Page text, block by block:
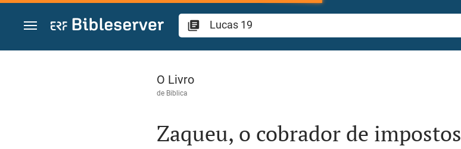
Ir para o conteúdo
Lucas 19
O Livro
de Biblica
Zaqueu, o cobrador de impostos